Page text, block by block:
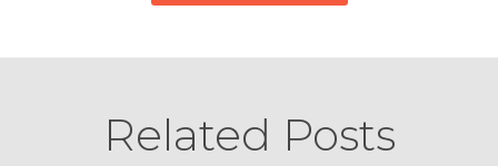
Related Posts